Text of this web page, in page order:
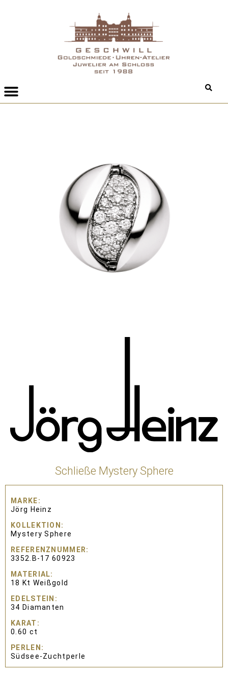
Schließe Mystery Sphere
MARKE
Jörg Heinz
KOLLEKTION
Mystery Sphere
REFERENZNUMMER
3352.B-17 60923
MATERIAL
18 Kt Weißgold
EDELSTEIN
34 Diamanten
KARAT
0.60 ct
PERLEN
Südsee-Zuchtperle